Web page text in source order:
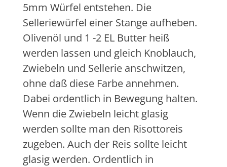
5mm Würfel entstehen. Die
Selleriewürfel einer Stange aufheben.
Olivenöl und 1 -2 EL Butter heiß
werden lassen und gleich Knoblauch,
Zwiebeln und Sellerie anschwitzen,
ohne daß diese Farbe annehmen.
Dabei ordentlich in Bewegung halten.
Wenn die Zwiebeln leicht glasig
werden sollte man den Risottoreis
zugeben. Auch der Reis sollte leicht
glasig werden. Ordentlich in